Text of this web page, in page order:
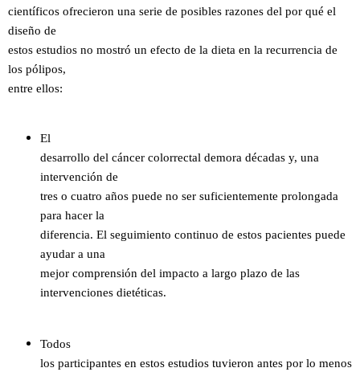
científicos ofrecieron una serie de posibles razones del por qué el
diseño de
estos estudios no mostró un efecto de la dieta en la recurrencia de
los pólipos,
entre ellos:
El
desarrollo del cáncer colorrectal demora décadas y, una
intervención de
tres o cuatro años puede no ser suficientemente prolongada
para hacer la
diferencia. El seguimiento continuo de estos pacientes puede
ayudar a una
mejor comprensión del impacto a largo plazo de las
intervenciones dietéticas.
Todos
los participantes en estos estudios tuvieron antes por lo menos